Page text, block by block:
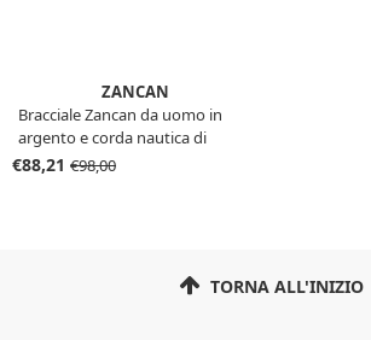
ZANCAN
Bracciale Zancan da uomo in
argento e corda nautica di
colore azzurro
€88,21 €98,00
TORNA ALL'INIZIO